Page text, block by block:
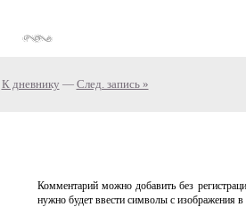
К дневнику — След. запись »
Комментарий можно добавить без
нужно будет ввести символы с изображения в